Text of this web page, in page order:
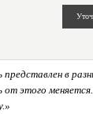
в
этого